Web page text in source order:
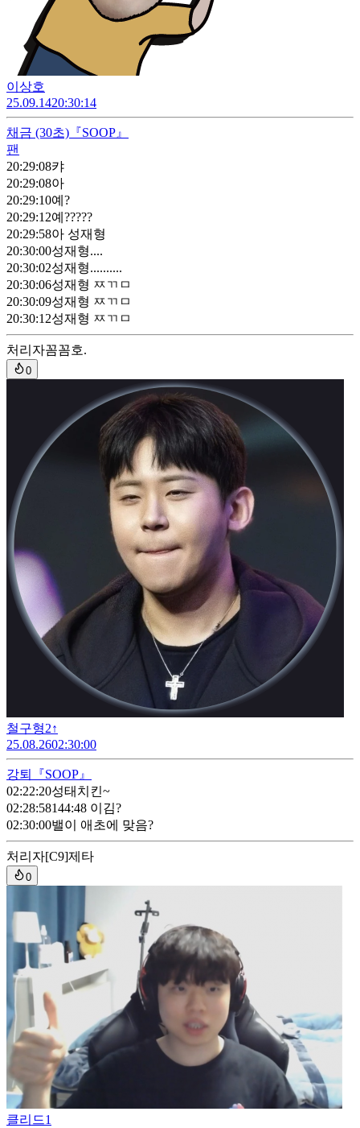
이상호
25.09.1420:30:14
채금 (30초) 『SOOP』
팬
20:29:08캬
20:29:08아
20:29:10예?
20:29:12예?????
20:29:58아 성재형
20:30:00성재형....
20:30:02성재형..........
20:30:06성재형 ㅉㄲㅁ
20:30:09성재형 ㅉㄲㅁ
20:30:12성재형 ㅉㄲㅁ
처리자꼼꼼호.
0
철구형2↑
25.08.2602:30:00
강퇴
『SOOP』
02:22:20성태치킨~
02:28:58144:48 이김?
02:30:00밸이 애초에 맞음?
처리자[C9]제타
0
클리드1